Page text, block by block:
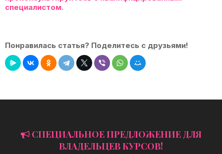
специалистом.
Понравилась статья? Поделитесь с друзьями!
СПЕЦИАЛЬНОЕ ПРЕДЛОЖЕНИЕ ДЛЯ
ВЛАДЕЛЬЦЕВ КУРСОВ!